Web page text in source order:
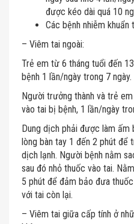
được kéo dài quá 10
Các bệnh nhiễm khuẩn
– Viêm tai ngoài:
Trẻ em từ 6 tháng tuổi đến
bệnh 1 lần/ngày trong 7 ngày.
Người trưởng thành và trẻ
vào tai bị bệnh, 1 lần/ngày
Dung dịch phải được làm
lòng bàn tay 1 đến 2 phút để
dịch lạnh. Người bệnh nằm
sau đó nhỏ thuốc vào tai.
5 phút để đảm bảo đưa
với tai còn lại.
– Viêm tai giữa cấp tính ở